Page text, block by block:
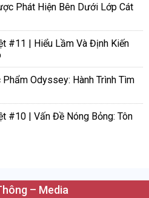
Phát Hiện Bên Dưới Lớp Cát
#11 | Hiểu Lầm Và Định Kiến
Odyssey: Hành Trình Tìm
#10 | Vấn Đề Nóng Bỏng: Tôn
– Media